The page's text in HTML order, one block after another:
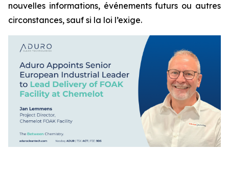
nouvelles informations, événements futurs ou autres
circonstances, sauf si la loi l’exige.